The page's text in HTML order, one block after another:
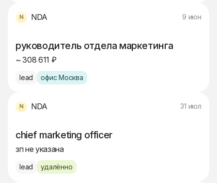
NDA 9 июн
руководитель отдела маркетинга
~ 308 611 ₽
lead офис Москва
NDA 31 июл
chief marketing officer
зп не указана
lead удалённо